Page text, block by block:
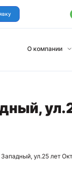
О компании
ул.25 лет